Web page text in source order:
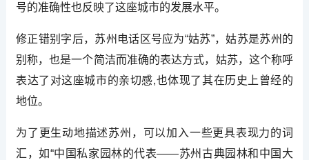
号的准确性也反映了这座城市的发展水平。
修正错别字后，苏州电话区号应为“姑苏”，姑苏是苏州的
别称，也是一个简洁而准确的表达方式，姑苏，这个称呼
表达了对这座城市的亲切感,也体现了其在历史上曾经的
地位。
为了更生动地描述苏州，可以加入一些更具表现力的词
汇，如“中国私家园林的代表——苏州古典园林和中国大